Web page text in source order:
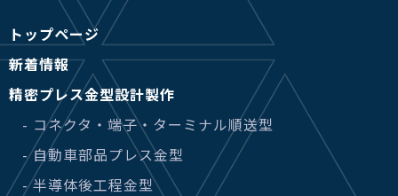
トップページ
新着情報
精密プレス金型設計製作
- コネクタ・端子・ターミナル順送型
- 自動車部品プレス金型
- 半導体後工程金型